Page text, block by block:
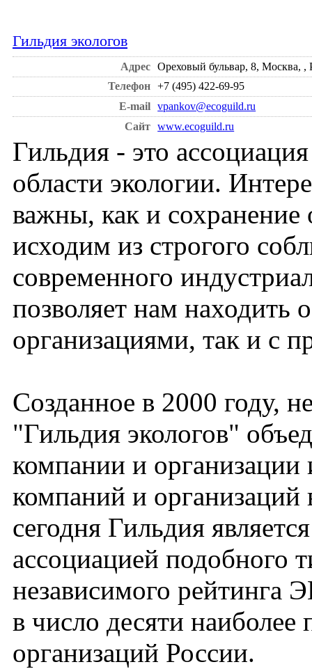
Гильдия экологов
Адрес
Ореховый бульвар, 8, Москва, ,
Телефон
+7 (495) 422-69-95
E-mail
vpankov@ecoguild.ru
Сайт
www.ecoguild.ru
Гильдия - это
области экологии.
важны, как и
исходим из строгого
современного
позволяет нам
организациями, так и с
Созданное в 2000 году,
"Гильдия экологов"
компании и организации
компаний и
сегодня Гильдия
ассоциацией подобного
независимого рейтинга
в число десяти
организаций России.